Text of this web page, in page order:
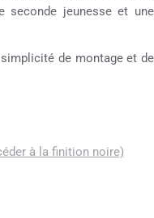
seconde jeunesse et une
de montage et de
à la finition noire)